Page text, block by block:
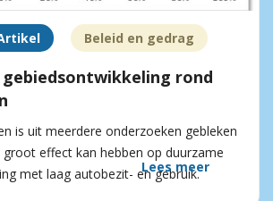
Beleid en gedrag
gebiedsontwikkeling rond
is uit meerdere onderzoeken gebleken
effect kan hebben op duurzame
met laag autobezit- en gebruik.
Lees meer